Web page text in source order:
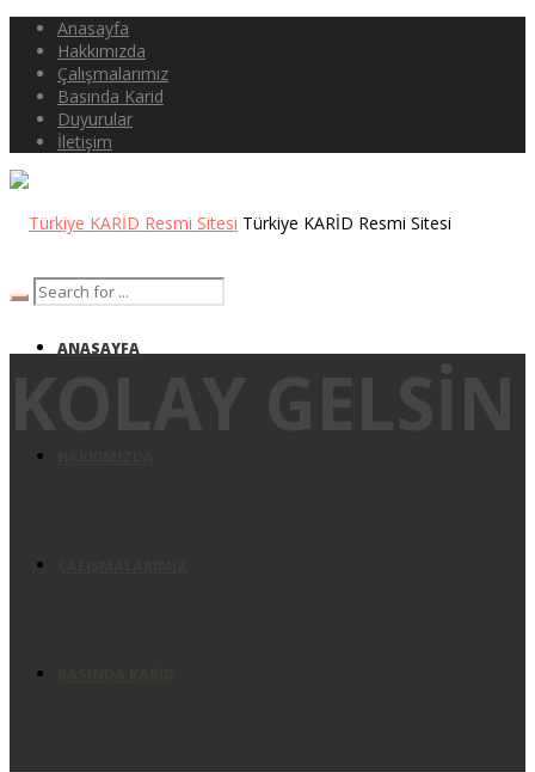
Anasayfa
Hakkımızda
Çalışmalarımız
Basında Karid
Duyurular
İletişim
Türkiye KARİD Resmi Sitesi
ANASAYFA